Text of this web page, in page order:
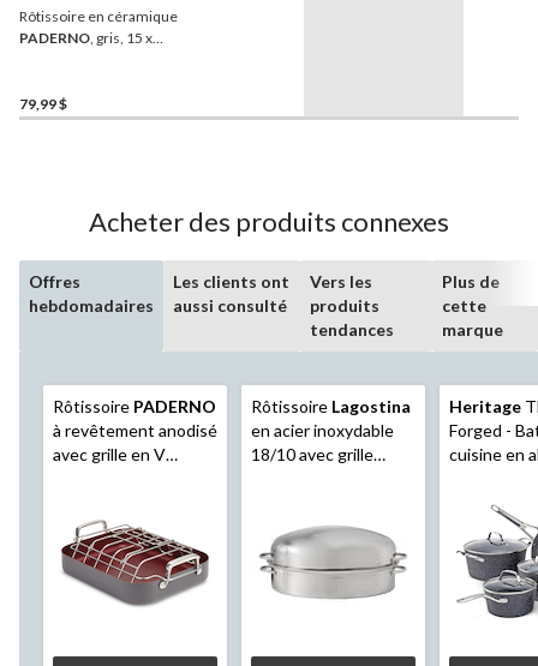
Rôtissoire en céramique
PADERNO, gris, 15 x
79,99 $
Acheter des produits connexes
Offres
hebdomadaires
Les clients ont
aussi consulté
Vers les
produits
tendances
Plus de
cette
marque
Rôtissoire PADERNO
à revêtement anodisé
avec grille en V
au four, 41,3 x 33,6 cm
Rôtissoire Lagostina
en acier inoxydable
18/10 avec grille
Heritage
Forged -
cuisine en
vaisselle